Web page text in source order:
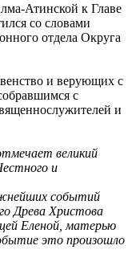
Атинской к Главе
со словами
отдела Округа
и верующих с
с
и
великий
и
событий
Древа Христова
Еленой, матерью
это произошло